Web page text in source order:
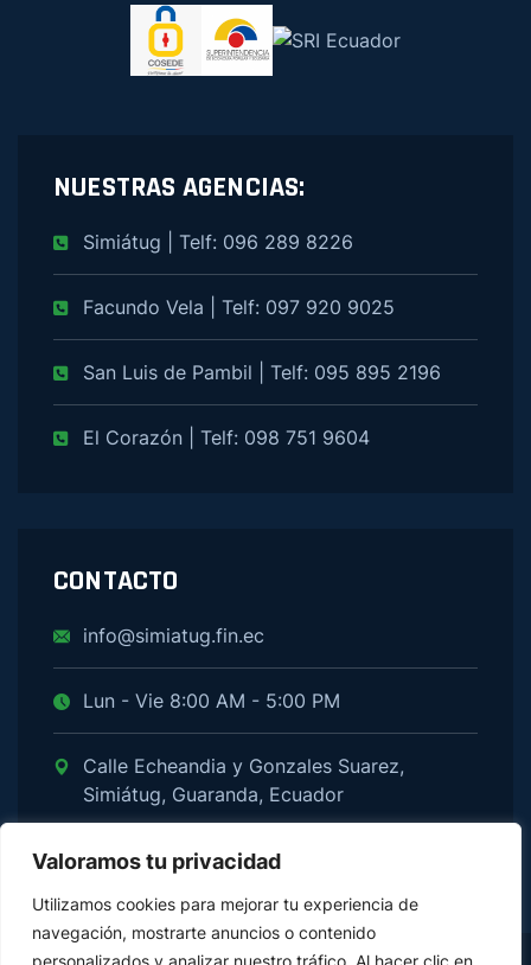
Valoramos tu privacidad
Utilizamos cookies para mejorar tu experiencia de
navegación, mostrarte anuncios o contenido
personalizados y analizar nuestro tráfico. Al hacer clic en
NUESTRAS AGENCIAS:
Simiátug | Telf: 096 289 8226
Facundo Vela | Telf: 097 920 9025
San Luis de Pambil | Telf: 095 895 2196
El Corazón | Telf: 098 751 9604
CONTACTO
info@simiatug.fin.ec
Lun - Vie 8:00 AM - 5:00 PM
Calle Echeandia y Gonzales Suarez,
Simiátug, Guaranda, Ecuador